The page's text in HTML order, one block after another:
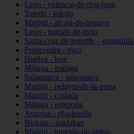
León - valencia-de-don-juan
Toledo - toledo
Madrid - alcalá-de-henares
León - garrafe-de-torío
Santa-cruz-de-tenerife -
Pontevedra - vigo
Huelva - lepe
Málaga - málaga
Salamanca - salamanca
Madrid - pelayos-de-la-presa
Madrid - coslada
Málaga - estepona
Asturias - ribadesella
Bizkaia - galdakao
Madrid - torrejón-de-ardoz